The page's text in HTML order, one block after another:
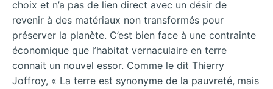
choix et n’a pas de lien direct avec un désir de
revenir à des matériaux non transformés pour
préserver la planète. C’est bien face à une contrainte
économique que l’habitat vernaculaire en terre
connait un nouvel essor. Comme le dit Thierry
Joffroy, « La terre est synonyme de la pauvreté, mais